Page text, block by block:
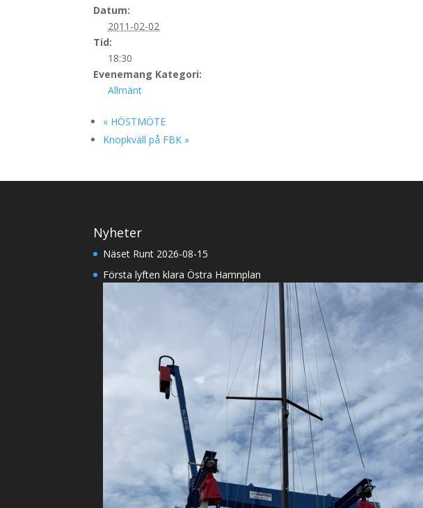
Datum:
2011-02-02
Tid:
18:30
Evenemang Kategori:
Allmänt
« HÖSTMÖTE
Knopkväll på FBK »
Nyheter
Näset Runt 2026-08-15
Första lyften klara Östra Hamnplan